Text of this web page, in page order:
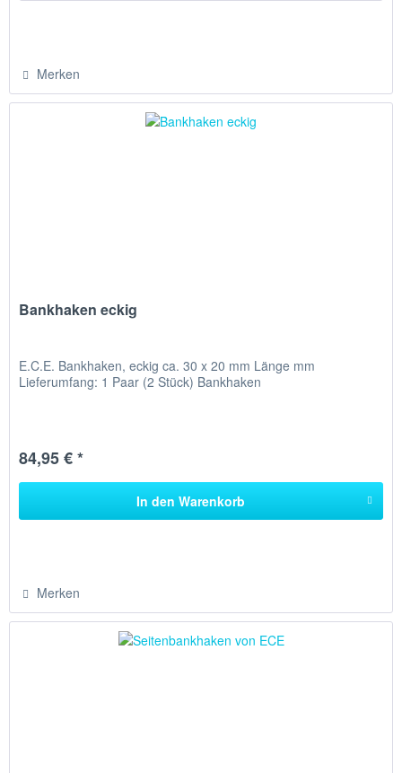
Merken
Bankhaken eckig
E.C.E. Bankhaken, eckig ca. 30 x 20 mm Länge mm
Lieferumfang: 1 Paar (2 Stück) Bankhaken
84,95 € *
In den Warenkorb
Merken